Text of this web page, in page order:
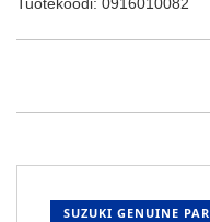
SUZUKI GENUINE